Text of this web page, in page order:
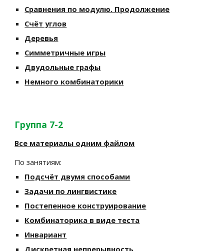
Сравнения по модулю. Продолжение
Счёт углов
Деревья
Симметричные игры
Двудольные графы
Немного комбинаторики
Группа 7-2
Все материалы одним файлом
По занятиям:
Подсчёт двумя способами
Задачи по лингвистике
Постепенное конструирование
Комбинаторика в виде теста
Инвариант
Дискретная непрерывность